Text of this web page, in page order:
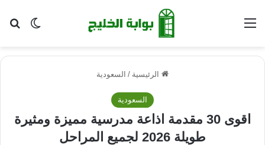
الوضع القائمة
الرئيسية / السعودية
السعودية
اقوى 30 مقدمة اذاعة مدرسية مميزة ومثيرة
طويلة 2026 لجميع المراحل